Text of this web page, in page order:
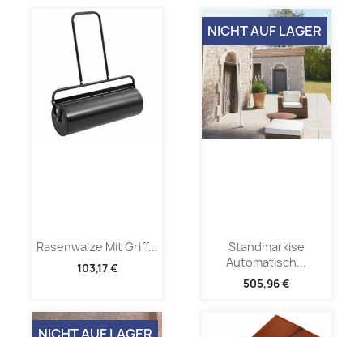
Rasenwalze Mit Griff...
103,17 €
Standmarkise
Automatisch...
505,96 €
NICHT AUF LAGER